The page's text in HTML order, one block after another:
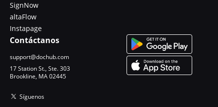
SignNow
altaFlow
Instapage
Contáctanos
support@dochub.com
17 Station St., Ste. 303
Brookline, MA 02445
Síguenos